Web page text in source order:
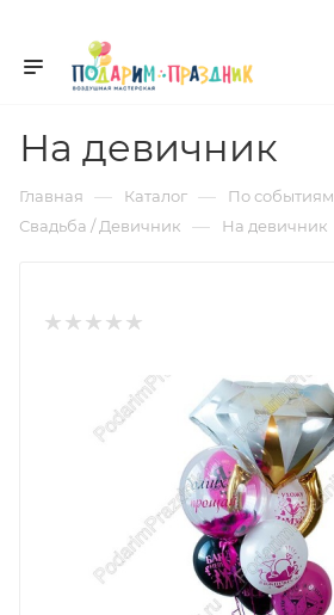
На девичник
Главная — Каталог — По событиям
Свадьба / Девичник — На девичник